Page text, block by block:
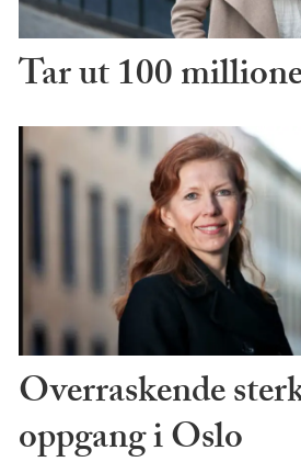
Tar ut 100
Overraskende
oppgang i Oslo